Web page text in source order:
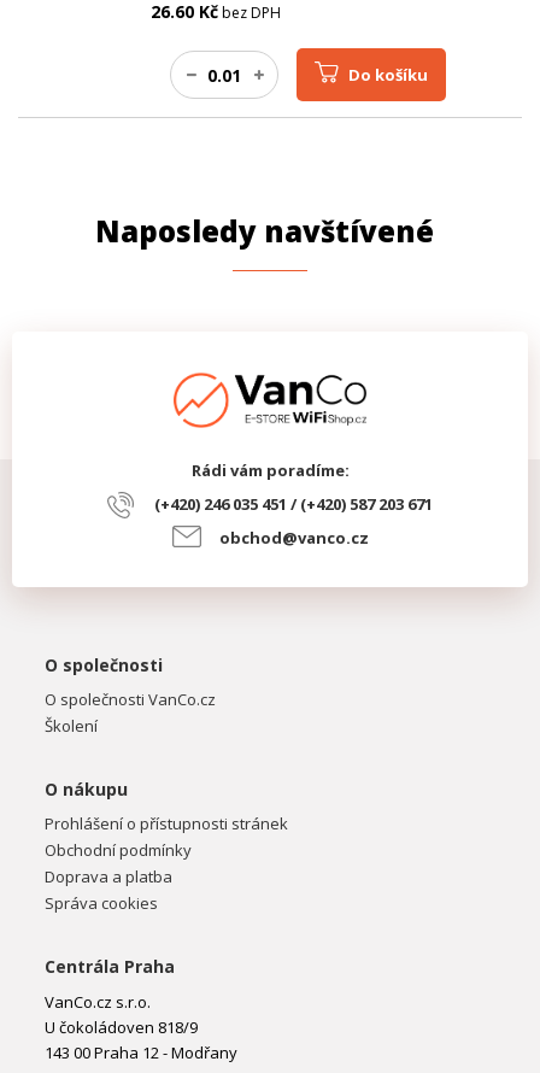
26.60 Kčbez DPH
Do košíku
Naposledy navštívené
Rádi vám poradíme:
(+420) 246 035 451 / (+420) 587 203 671
obchod@vanco.cz
O společnosti
O společnosti VanCo.cz
Školení
O nákupu
Prohlášení o přístupnosti stránek
Obchodní podmínky
Doprava a platba
Správa cookies
Centrála Praha
VanCo.cz s.r.o.
U čokoládoven 818/9
143 00 Praha 12 - Modřany